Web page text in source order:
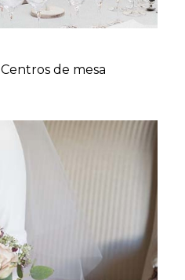
Centros de mesa